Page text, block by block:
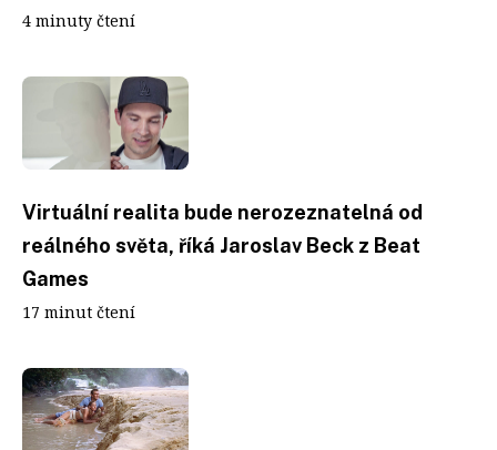
4 minuty čtení
Virtuální realita bude nerozeznatelná od
reálného světa, říká Jaroslav Beck z Beat
Games
17 minut čtení